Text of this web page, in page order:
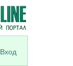
Вход